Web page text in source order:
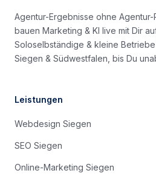
Agentur-Ergebnisse ohne Agentur-
bauen Marketing & KI live mit Dir
Soloselbständige & kleine
Siegen & Südwestfalen, bis Du
Leistungen
Webdesign Siegen
SEO Siegen
Online-Marketing Siegen